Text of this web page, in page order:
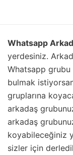
Whatsapp
yerdesiniz.
Whatsapp grubu
bulmak
gruplarına
arkadaş
arkadaş
koyabileceğiniz
sizler için